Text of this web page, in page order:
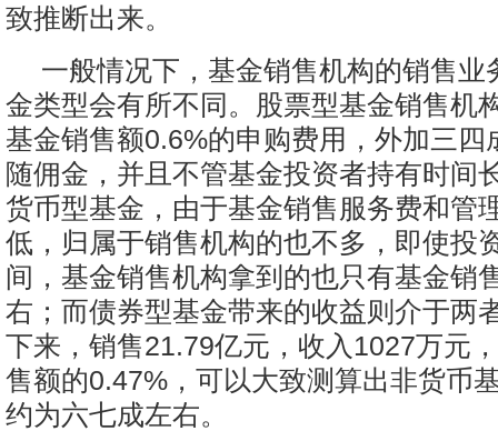
致推断出来。
一般情况下，基金销售机构的销售业
金类型会有所不同。股票型基金销售机
基金销售额0.6%的申购费用，外加三四
随佣金，并且不管基金投资者持有时间
货币型基金，由于基金销售服务费和管
低，归属于销售机构的也不多，即使投
间，基金销售机构拿到的也只有基金销
右；而债券型基金带来的收益则介于两
下来，销售21.79亿元，收入1027万元
售额的0.47%，可以大致测算出非货币
约为六七成左右。